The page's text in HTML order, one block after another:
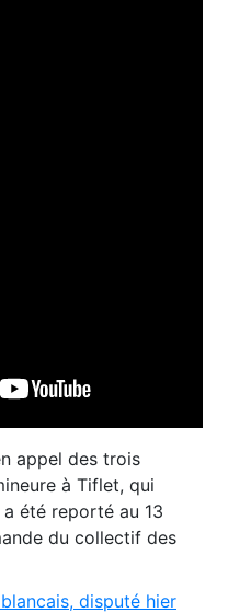
appel des trois
à Tiflet, qui
été reporté au 13
du collectif des
disputé hier